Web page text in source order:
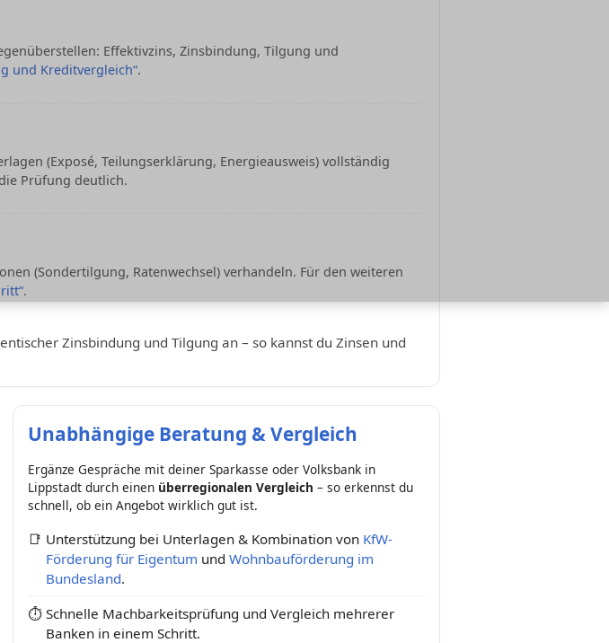
Effektivzins, Zinsbindung, Tilgung und
und Kreditvergleich“.
(Exposé, Teilungserklärung, Energieausweis) vollständig
Prüfung deutlich.
(Sondertilgung, Ratenwechsel) verhandeln. Für den weiteren
.
Zinsbindung und Tilgung an – so kannst du Zinsen und
Unabhängige Beratung & Vergleich
Ergänze Gespräche mit deiner Sparkasse oder Volksbank in
Lippstadt durch einen überregionalen Vergleich – so erkennst du
schnell, ob ein Angebot wirklich gut ist.
📑 Unterstützung bei Unterlagen & Kombination von KfW-
Förderung für Eigentum und Wohnbauförderung im
Bundesland.
⏱ Schnelle Machbarkeitsprüfung und Vergleich mehrerer
Banken in einem Schritt.